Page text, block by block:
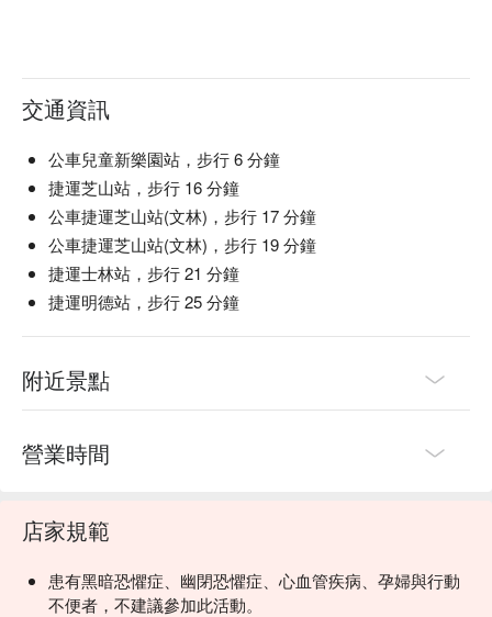
交通資訊
公車兒童新樂園站，步行 6 分鐘
捷運芝山站，步行 16 分鐘
公車捷運芝山站(文林)，步行 17 分鐘
公車捷運芝山站(文林)，步行 19 分鐘
捷運士林站，步行 21 分鐘
捷運明德站，步行 25 分鐘
附近景點
營業時間
店家規範
患有黑暗恐懼症、幽閉恐懼症、心血管疾病、孕婦與行動
不便者，不建議參加此活動。